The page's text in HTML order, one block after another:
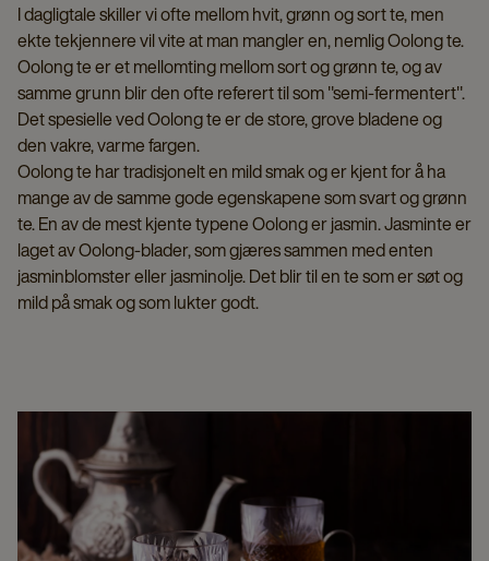
I dagligtale skiller vi ofte mellom hvit, grønn og sort te, men
ekte tekjennere vil vite at man mangler en, nemlig Oolong te.
Oolong te er et mellomting mellom sort og grønn te, og av
samme grunn blir den ofte referert til som "semi-fermentert".
Det spesielle ved Oolong te er de store, grove bladene og
den vakre, varme fargen.
Oolong te har tradisjonelt en mild smak og er kjent for å ha
mange av de samme gode egenskapene som svart og grønn
te. En av de mest kjente typene Oolong er jasmin. Jasminte er
laget av Oolong-blader, som gjæres sammen med enten
jasminblomster eller jasminolje. Det blir til en te som er søt og
mild på smak og som lukter godt.